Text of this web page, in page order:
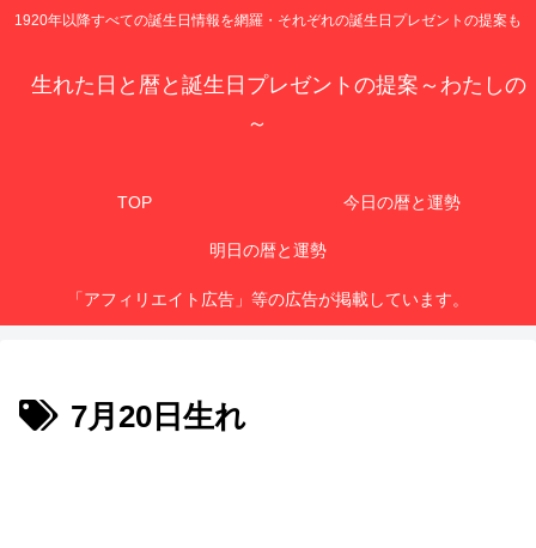
1920年以降すべての誕生日情報を網羅・それぞれの誕生日プレゼントの提案も
生れた日と暦と誕生日プレゼントの提案～わたしの
～
TOP 今日の暦と運勢
明日の暦と運勢
「アフィリエイト広告」等の広告が掲載しています。
7月20日生れ